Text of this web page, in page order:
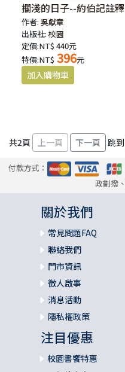
擱淺的日子--約伯記註釋
作者:吳獻章
出版社:校園
定價:NT$ 440元
特價:NT$ 396元
共2頁 跳到
付款方式：
政劃撥
關於我們
常見問題FAQ
聯絡我們
門市資訊
徵人啟事
消息活動
隱私權政策
注目優惠
校園書饗特惠